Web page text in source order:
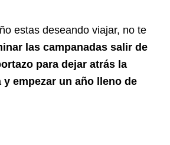
estas deseando viajar, no te
las campanadas salir de
para dejar atrás la
y empezar un año lleno de